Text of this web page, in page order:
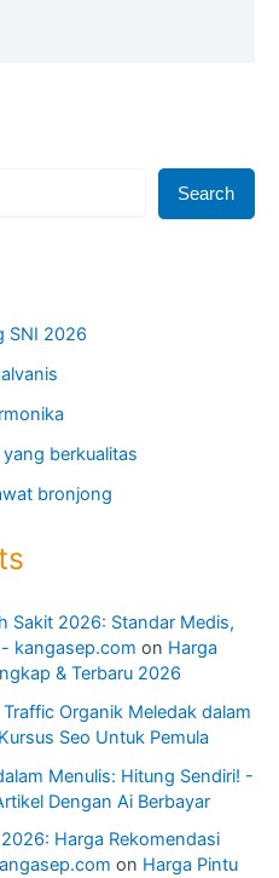
Search
SNI 2026
berkualitas
bronjong
Sakit 2026: Standar Medis,
kangasep.com on Harga
& Terbaru 2026
Organik Meledak dalam
Kursus Seo Untuk Pemula
Menulis: Hitung Sendiri! -
Dengan Ai Berbayar
Harga Rekomendasi
on Harga Pintu